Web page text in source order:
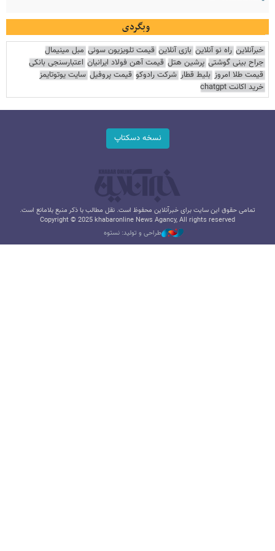
وبگردی
خبرآنلاین راه نو آنلاین بازی آنلاین قیمت تلویزیون سونی مبل مینیمال
جراح بینی گوشتی پرشین هتل قیمت آهن فولاد ایرانیان اعتبارسنجی بانکی
قیمت طلا امروز بلیط قطار شرکت رادوکو قیمت پروفیل سایت یوتوتایمز
خرید اکانت chatgpt
نسخه دسکتاپ
تمامی حقوق این سایت برای خبرآنلاین محفوظ است. نقل مطالب با ذکر منبع بلامانع است.
Copyright © 2025 khabaronline News Agancy, All rights reserved
طراحی و تولید: نستوه